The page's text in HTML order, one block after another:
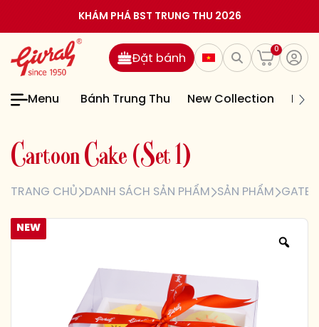
KHÁM PHÁ BST TRUNG THU 2026
0
Đặt bánh
Menu Bánh Trung Thu New Collection
Cartoon Cake (Set 1)
TRANG CHỦ DANH SÁCH SẢN PHẨM SẢN PHẨM
NEW